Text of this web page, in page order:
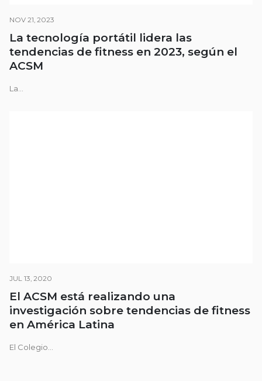
NOV 21, 2023
La tecnología portátil lidera las
tendencias de fitness en 2023, según el
ACSM
La...
JUL 13, 2020
El ACSM está realizando una
investigación sobre tendencias de fitness
en América Latina
El Colegio...